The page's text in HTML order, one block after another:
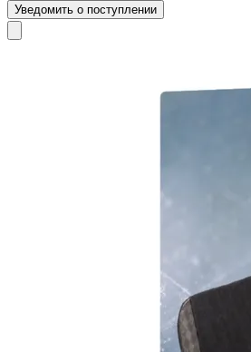
Уведомить о поступлении